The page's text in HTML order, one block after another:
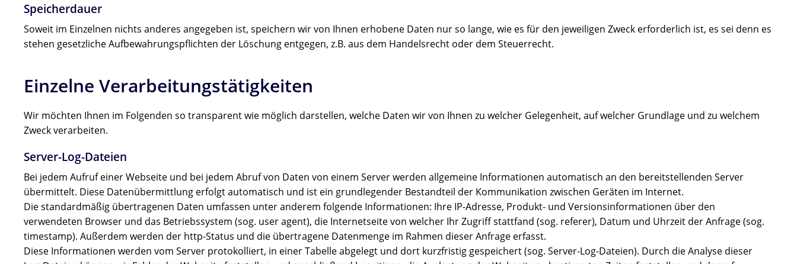
Speicherdauer
Soweit im Einzelnen nichts anderes angegeben ist, speichern wir von Ihnen erhobene Daten nur so lange, wie es für den jeweiligen Zweck erforderlich ist, es sei denn es
stehen gesetzliche Aufbewahrungspflichten der Löschung entgegen, z.B. aus dem Handelsrecht oder dem Steuerrecht.
Einzelne Verarbeitungstätigkeiten
Wir möchten Ihnen im Folgenden so transparent wie möglich darstellen, welche Daten wir von Ihnen zu welcher Gelegenheit, auf welcher Grundlage und zu welchem
Zweck verarbeiten.
Server-Log-Dateien
Bei jedem Aufruf einer Webseite und bei jedem Abruf von Daten von einem Server werden allgemeine Informationen automatisch an den bereitstellenden Server
übermittelt. Diese Datenübermittlung erfolgt automatisch und ist ein grundlegender Bestandteil der Kommunikation zwischen Geräten im Internet.
Die standardmäßig übertragenen Daten umfassen unter anderem folgende Informationen: Ihre IP-Adresse, Produkt- und Versionsinformationen über den
verwendeten Browser und das Betriebssystem (sog. user agent), die Internetseite von welcher Ihr Zugriff stattfand (sog. referer), Datum und Uhrzeit der Anfrage (sog.
timestamp). Außerdem werden der http-Status und die übertragene Datenmenge im Rahmen dieser Anfrage erfasst.
Diese Informationen werden vom Server protokolliert, in einer Tabelle abgelegt und dort kurzfristig gespeichert (sog. Server-Log-Dateien). Durch die Analyse dieser